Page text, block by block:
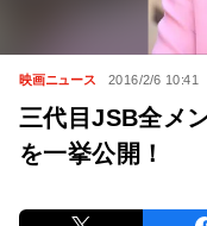
映画ニュース 2016/2/6 10:41
三代目JSB全メ
を一挙公開！